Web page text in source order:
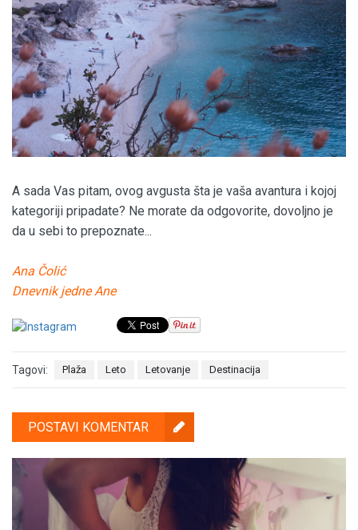
A sada Vas pitam, ovog avgusta šta je vaša avantura i kojoj
kategoriji pripadate? Ne morate da odgovorite, dovoljno je
da u sebi to prepoznate...
Ana Čolić
Dnevnik jedne Ane
Tagovi: Plaža Leto Letovanje Destinacija
POSTAVI KOMENTAR